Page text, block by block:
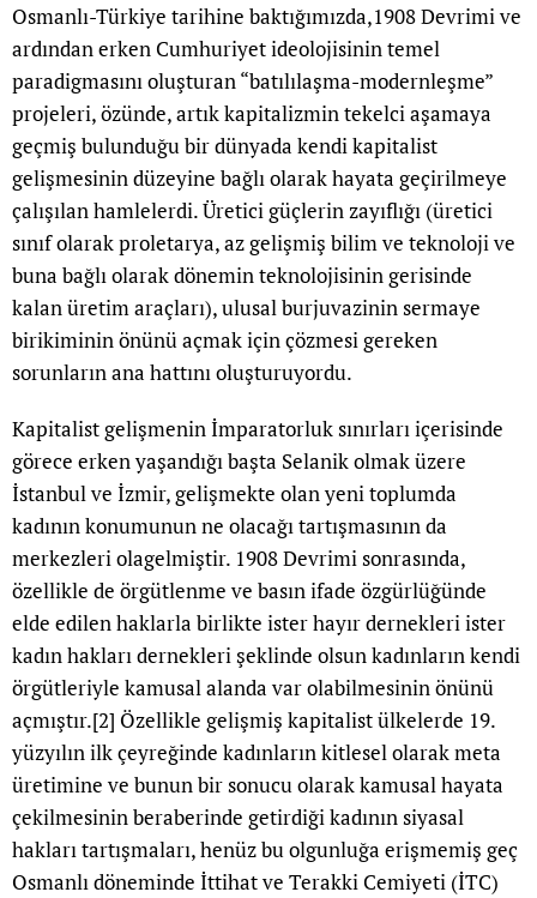
Osmanlı-Türkiye tarihine baktığımızda,1908 Devrimi ve
ardından erken Cumhuriyet ideolojisinin temel
paradigmasını oluşturan “batılılaşma-modernleşme”
projeleri, özünde, artık kapitalizmin tekelci aşamaya
geçmiş bulunduğu bir dünyada kendi kapitalist
gelişmesinin düzeyine bağlı olarak hayata geçirilmeye
çalışılan hamlelerdi. Üretici güçlerin zayıflığı (üretici
sınıf olarak proletarya, az gelişmiş bilim ve teknoloji ve
buna bağlı olarak dönemin teknolojisinin gerisinde
kalan üretim araçları), ulusal burjuvazinin sermaye
birikiminin önünü açmak için çözmesi gereken
sorunların ana hattını oluşturuyordu.
Kapitalist gelişmenin İmparatorluk sınırları içerisinde
görece erken yaşandığı başta Selanik olmak üzere
İstanbul ve İzmir, gelişmekte olan yeni toplumda
kadının konumunun ne olacağı tartışmasının da
merkezleri olagelmiştir. 1908 Devrimi sonrasında,
özellikle de örgütlenme ve basın ifade özgürlüğünde
elde edilen haklarla birlikte ister hayır dernekleri ister
kadın hakları dernekleri şeklinde olsun kadınların kendi
örgütleriyle kamusal alanda var olabilmesinin önünü
açmıştır.[2] Özellikle gelişmiş kapitalist ülkelerde 19.
yüzyılın ilk çeyreğinde kadınların kitlesel olarak meta
üretimine ve bunun bir sonucu olarak kamusal hayata
çekilmesinin beraberinde getirdiği kadının siyasal
hakları tartışmaları, henüz bu olgunluğa erişmemiş geç
Osmanlı döneminde İttihat ve Terakki Cemiyeti (İTC)